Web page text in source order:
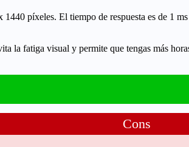
1440 píxeles. El tiempo de respuesta es de 1 ms
la fatiga visual y permite que tengas más
Cons